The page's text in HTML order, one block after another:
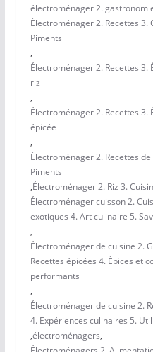
électroménager 2.
Électroménager 2. Recettes 3.
Piments
,
Électroménager 2. Recettes 3.
riz
,
Électroménager 2. Recettes 3.
épicée
,
Électroménager 2. Recettes
Piments
,Électroménager 2. Riz 3.
Électroménager cuisson 2.
exotiques 4. Art culinaire 5.
,
Électroménager de cuisine 2.
Recettes épicées 4. Épices et
performants
,
Électroménager de cuisine 2.
4. Expériences culinaires 5.
,électroménagers,